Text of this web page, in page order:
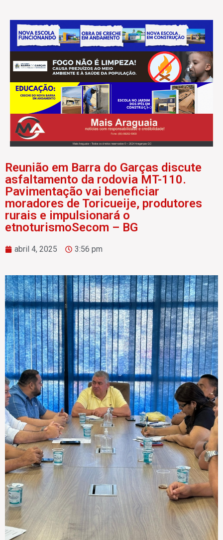
Reunião em Barra do Garças discute
asfaltamento da rodovia MT-110.
Pavimentação vai beneficiar
moradores de Toricueije, produtores
rurais e impulsionará o
etnoturismoSecom – BG
abril 4, 2025 3:56 pm